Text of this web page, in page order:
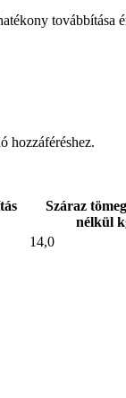
továbbítása
hozzáféréshez.
Száraz
nélkül
14,0